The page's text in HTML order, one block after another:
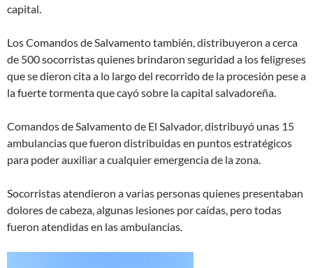
capital.
Los Comandos de Salvamento también, distribuyeron a cerca
de 500 socorristas quienes brindaron seguridad a los feligreses
que se dieron cita a lo largo del recorrido de la procesión pese a
la fuerte tormenta que cayó sobre la capital salvadoreña.
Comandos de Salvamento de El Salvador, distribuyó unas 15
ambulancias que fueron distribuidas en puntos estratégicos
para poder auxiliar a cualquier emergencia de la zona.
Socorristas atendieron a varias personas quienes presentaban
dolores de cabeza, algunas lesiones por caídas, pero todas
fueron atendidas en las ambulancias.